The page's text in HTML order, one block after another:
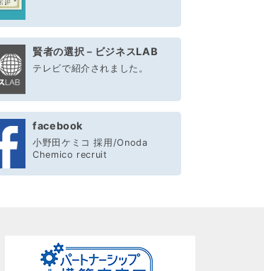
賢者の選択－ビジネスLAB
テレビで紹介されました。
facebook
小野田ケミコ 採用/Onoda
Chemico recruit